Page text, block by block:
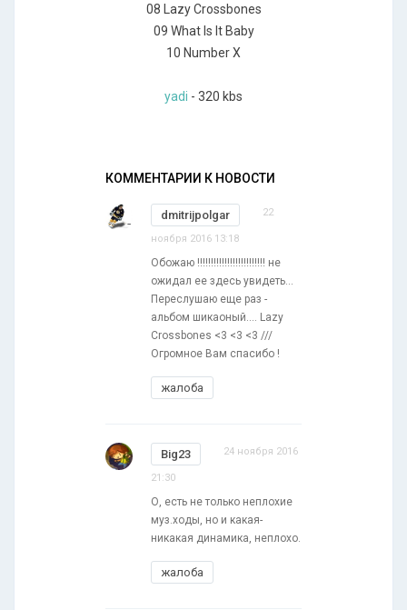
08 Lazy Crossbones
09 What Is It Baby
10 Number X
yadi - 320 kbs
КОММЕНТАРИИ К НОВОСТИ
dmitrijpolgar 22
ноября 2016 13:18
Обожаю !!!!!!!!!!!!!!!!!!!!!!!!! не
ожидал ее здесь увидеть...
Переслушаю еще раз -
альбом шикаоный.... Lazy
Crossbones <3 <3 <3 ///
Огромное Вам спасибо !
жалоба
Big23 24 ноября 2016
21:30
О, есть не только неплохие
муз.ходы, но и какая-
никакая динамика, неплохо.
жалоба